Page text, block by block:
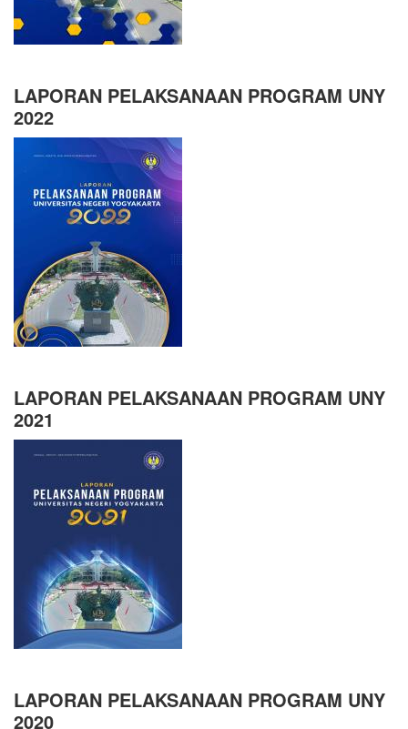
LAPORAN PELAKSANAAN PROGRAM UNY
2022
LAPORAN PELAKSANAAN PROGRAM UNY
2021
LAPORAN PELAKSANAAN PROGRAM UNY
2020